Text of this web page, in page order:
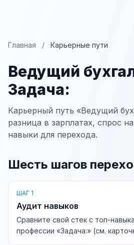
Главная / Карьерные пути
Ведущий
Задача:
Карьерный путь «Ведущий
разница в зарплатах, спрос
навыки для перехода.
Шесть шагов
ШАГ 1
Аудит навыков
Сравните свой стек с топ-
профессии «Задача:» (см.